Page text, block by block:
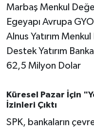
Marbaş Menkul
Egeyapı Avrupa
Alnus Yatırım
Destek Yatırım
62,5 Milyon Dolar
Küresel Pazar İçin
İzinleri Çıktı
SPK, bankaların